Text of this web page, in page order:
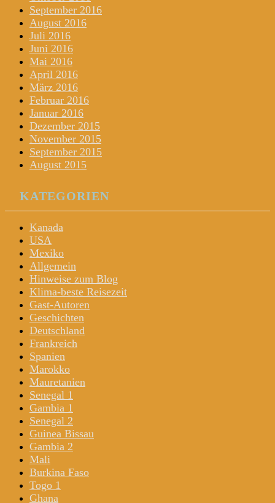
September 2016
August 2016
Juli 2016
Juni 2016
Mai 2016
April 2016
März 2016
Februar 2016
Januar 2016
Dezember 2015
November 2015
September 2015
August 2015
KATEGORIEN
Kanada
USA
Mexiko
Allgemein
Hinweise zum Blog
Klima-beste Reisezeit
Gast-Autoren
Geschichten
Deutschland
Frankreich
Spanien
Marokko
Mauretanien
Senegal 1
Gambia 1
Senegal 2
Guinea Bissau
Gambia 2
Mali
Burkina Faso
Togo 1
Ghana